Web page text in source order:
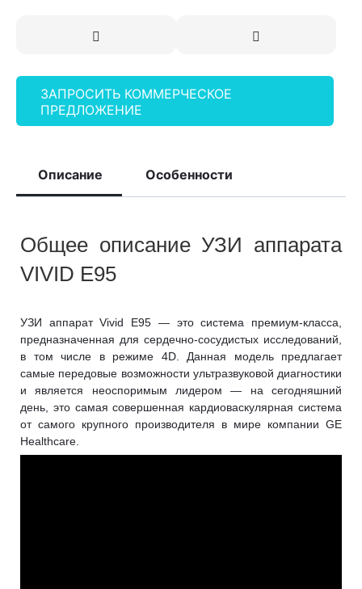
ЗАПРОСИТЬ КОММЕРЧЕСКОЕ
ПРЕДЛОЖЕНИЕ
Описание Особенности
Общее описание УЗИ аппарата
VIVID E95
УЗИ аппарат Vivid E95 — это система премиум-класса,
предназначенная для сердечно-сосудистых исследований,
в том числе в режиме 4D. Данная модель предлагает
самые передовые возможности ультразвуковой диагностики
и является неоспоримым лидером — на сегодняшний
день, это самая совершенная кардиоваскулярная система
от самого крупного производителя в мире компании GE
Healthcare.